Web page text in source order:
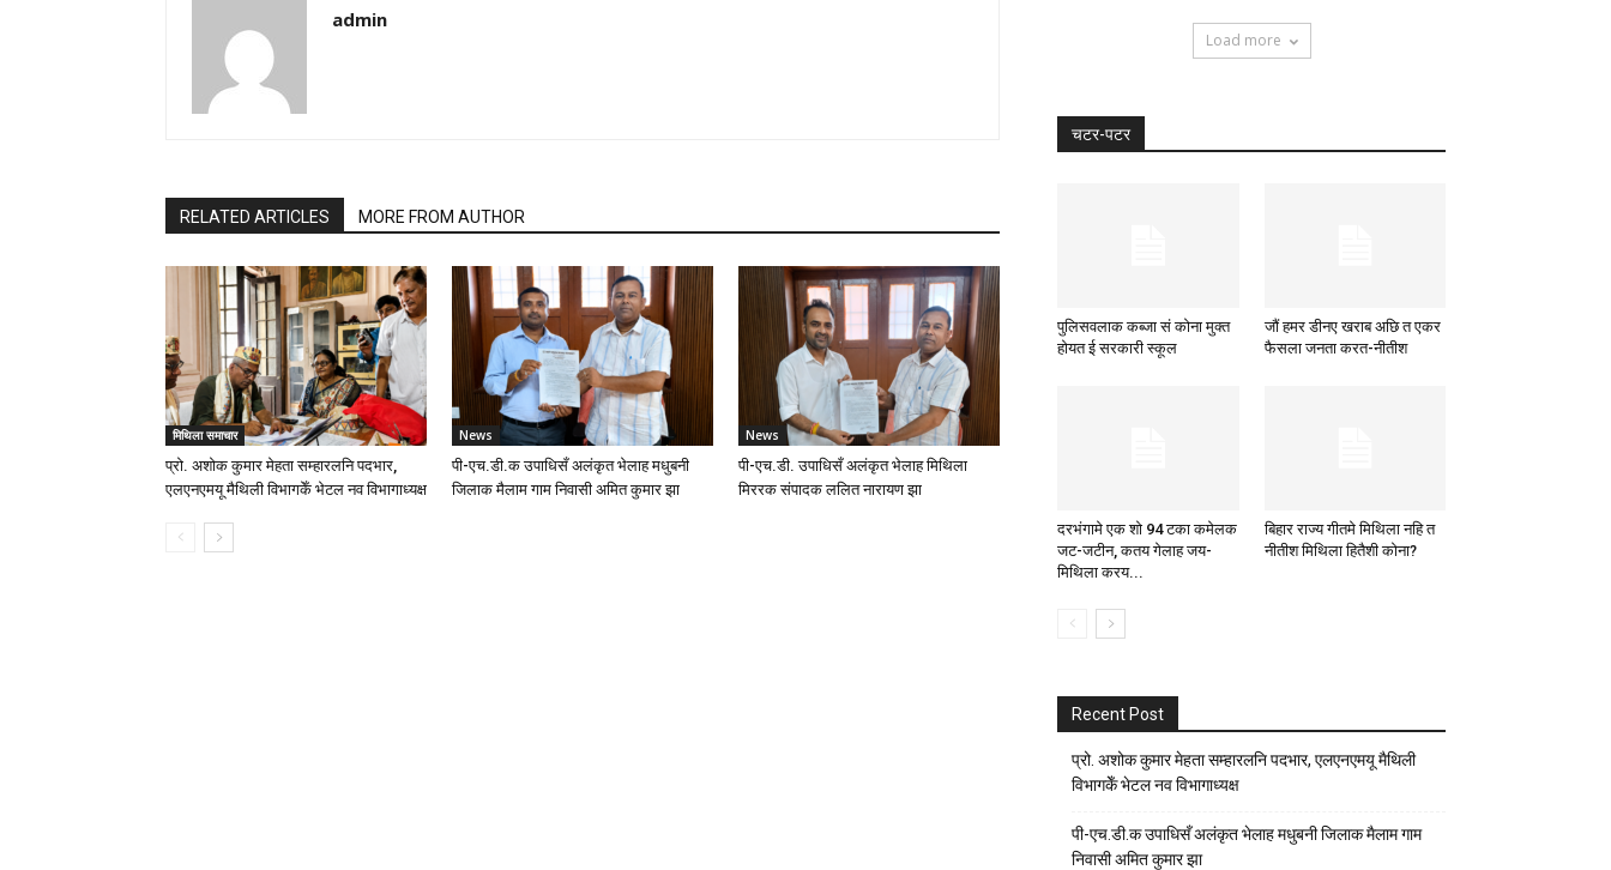
admin
RELATED ARTICLES MORE FROM AUTHOR
मिथिला समाचार
प्रो. अशोक कुमार मेहता सम्हारलनि पदभार,
एलएनएमयू मैथिली विभागकेँ भेटल नव विभागाध्यक्ष
News
पी-एच.डी.क उपाधिसँ अलंकृत भेलाह मधुबनी
जिलाक मैलाम गाम निवासी अमित कुमार झा
News
पी-एच.डी. उपाधिसँ अलंकृत भेलाह मिथिला
मिररक संपादक ललित नारायण झा
Load more
चटर-पटर
पुलिसवलाक कब्जा सं कोना मुक्त
होयत ई सरकारी स्कूल
जौं हमर डीनए खराब अछि त एकर
फैसला जनता करत-नीतीश
दरभंगामे एक शो 94 टका कमेलक
जट-जटीन, कतय गेलाह जय-
मिथिला करय...
बिहार राज्य गीतमे मिथिला नहि त
नीतीश मिथिला हितैशी कोना?
Recent Post
प्रो. अशोक कुमार मेहता सम्हारलनि पदभार, एलएनएमयू मैथिली
विभागकेँ भेटल नव विभागाध्यक्ष
पी-एच.डी.क उपाधिसँ अलंकृत भेलाह मधुबनी जिलाक मैलाम गाम
निवासी अमित कुमार झा